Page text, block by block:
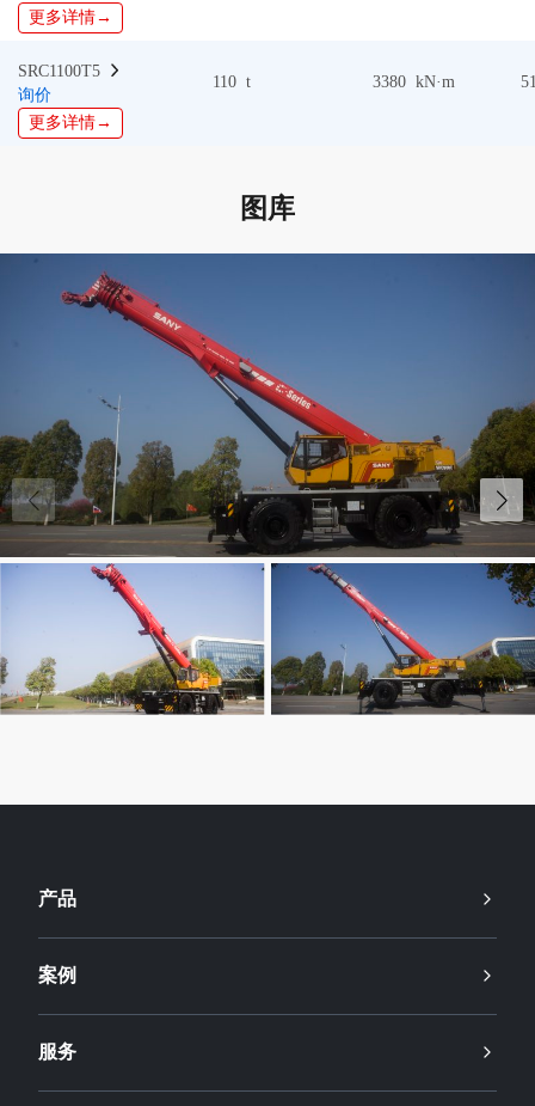
更多详情→
SRC1100T5
询价
更多详情→
110 t 3380 kN·m
图库
产品
案例
服务